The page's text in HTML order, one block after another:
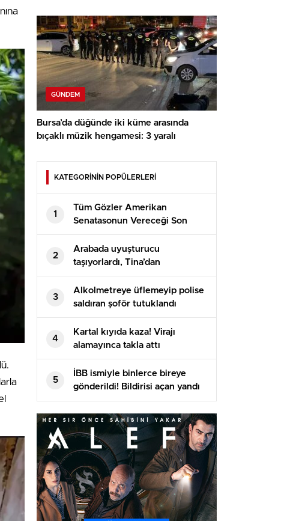
GÜNDEM
Bursa’da düğünde iki küme arasında
bıçaklı müzik hengamesi: 3 yaralı
KATEGORİNİN POPÜLERLERİ
1
Tüm Gözler Amerikan
Senatasonun Vereceği Son
Kararda
2
Arabada uyuşturucu
taşıyorlardı, Tina’dan
kaçamadılar
3
Alkolmetreye üflemeyip polise
saldıran şoför tutuklandı
4
Kartal kıyıda kaza! Virajı
alamayınca takla attı
5
İBB ismiyle binlerce bireye
gönderildi! Bildirisi açan yandı